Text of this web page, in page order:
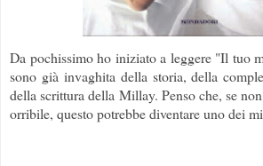
Da pochissimo ho iniziato a leggere "Il tuo
sono già invaghita della storia, della
della scrittura della Millay. Penso che, se
orribile, questo potrebbe diventare uno dei